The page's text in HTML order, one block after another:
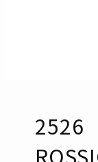
2526